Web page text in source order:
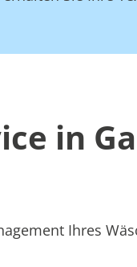
in
Ihres